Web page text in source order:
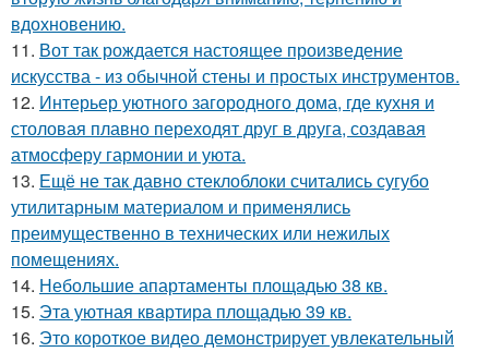
вдохновению.
11. Вот так рождается настоящее произведение
искусства - из обычной стены и простых инструментов.
12. Интерьер уютного загородного дома, где кухня и
столовая плавно переходят друг в друга, создавая
атмосферу гармонии и уюта.
13. Ещё не так давно стеклоблоки считались сугубо
утилитарным материалом и применялись
преимущественно в технических или нежилых
помещениях.
14. Небольшие апартаменты площадью 38 кв.
15. Эта уютная квартира площадью 39 кв.
16. Это короткое видео демонстрирует увлекательный